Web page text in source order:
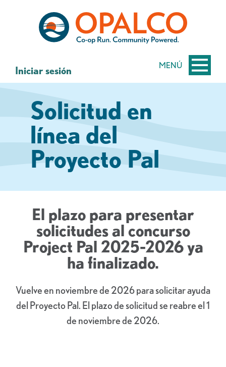
contenido
MENÚ
Iniciar sesión
Solicitud en
línea del
Proyecto Pal
El plazo para presentar
solicitudes al concurso
Project Pal 2025-2026 ya
ha finalizado.
Vuelve en noviembre de 2026 para solicitar ayuda
del Proyecto Pal. El plazo de solicitud se reabre el 1
de noviembre de 2026.